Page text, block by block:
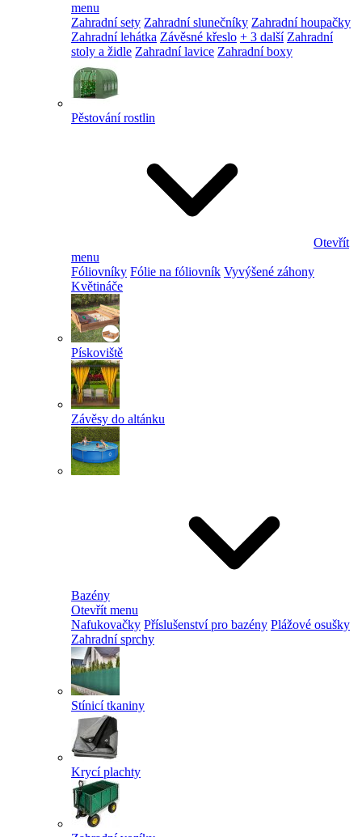
menu
Zahradní sety Zahradní slunečníky Zahradní houpačky
Zahradní lehátka Závěsné křeslo + 3 další Zahradní
stoly a židle Zahradní lavice Zahradní boxy
Pěstování rostlin
Otevřít
menu
Fóliovníky Fólie na fóliovník Vyvýšené záhony
Květináče
Pískoviště
Závěsy do altánku
Bazény
Otevřít menu
Nafukovačky Příslušenství pro bazény Plážové osušky
Zahradní sprchy
Stínicí tkaniny
Krycí plachty